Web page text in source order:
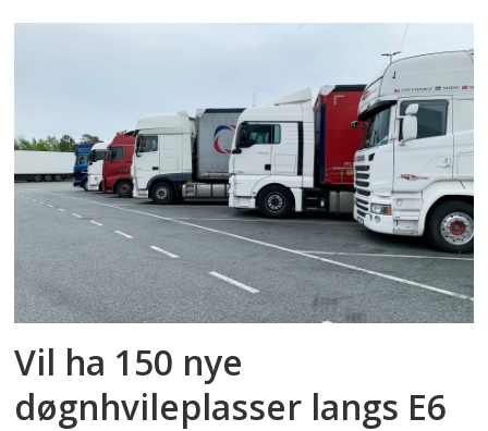
Vil ha 150 nye
døgnhvileplasser langs E6